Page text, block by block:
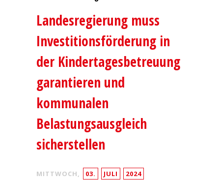
Landesregierung muss
Investitionsförderung in
der Kindertagesbetreuung
garantieren und
kommunalen
Belastungsausgleich
sicherstellen
MITTWOCH, 03. JULI 2024